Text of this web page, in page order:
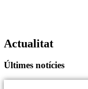
Actualitat
Últimes notícies